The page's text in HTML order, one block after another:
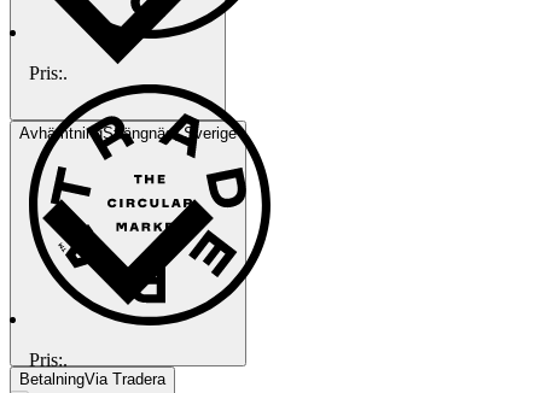
AvhämtningSträngnäs, Sverige
BetalningVia Tradera
Pris:.
Pris:.